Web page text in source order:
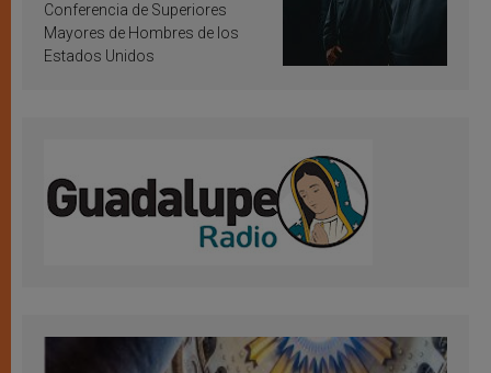
Conferencia de Superiores
Mayores de Hombres de los
Estados Unidos